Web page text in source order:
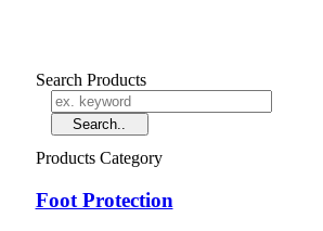
Search Products
Products Category
Foot Protection